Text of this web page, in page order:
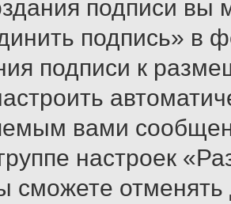
подписи вы
подпись» в
подписи к
вами
настроек
сможете